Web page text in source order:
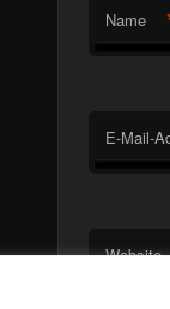
Name
E-Mail-
Website